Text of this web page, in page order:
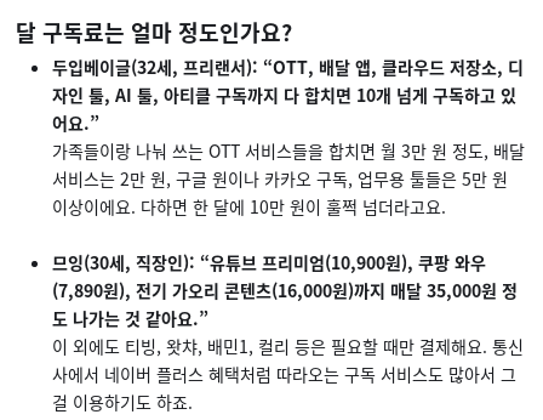
달 구독료는 얼마 정도인가요?
두입베이글(32세, 프리랜서): “OTT, 배달 앱, 클라우드 저장소, 디
자인 툴, AI 툴, 아티클 구독까지 다 합치면 10개 넘게 구독하고 있
어요.”
가족들이랑 나눠 쓰는 OTT 서비스들을 합치면 월 3만 원 정도, 배달
서비스는 2만 원, 구글 원이나 카카오 구독, 업무용 툴들은 5만 원
이상이에요. 다하면 한 달에 10만 원이 훌쩍 넘더라고요.
므잉(30세, 직장인): “유튜브 프리미엄(10,900원), 쿠팡 와우
(7,890원), 전기 가오리 콘텐츠(16,000원)까지 매달 35,000원 정
도 나가는 것 같아요.”
이 외에도 티빙, 왓챠, 배민1, 컬리 등은 필요할 때만 결제해요. 통신
사에서 네이버 플러스 혜택처럼 따라오는 구독 서비스도 많아서 그
걸 이용하기도 하죠.